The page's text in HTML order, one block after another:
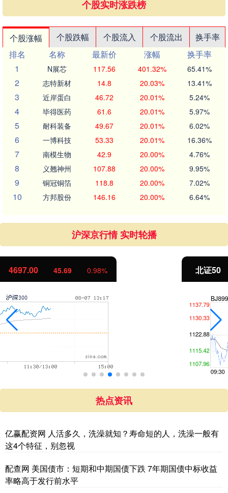
个股实时涨跌榜
个股涨幅 个股跌幅 个股流入 个股流出
换手率
排名
名称 最新价 涨幅
换手率
1
N展芯 117.56 401.32% 65.41%
2 志特新材 14.8 20.03% 13.41%
3 近岸蛋白 46.72 20.01% 5.24%
4 毕得医药 61.6 20.01% 5.97%
5 耐科装备 49.67 20.01% 6.02%
6 一博科技 53.33 20.01% 16.36%
7 南模生物 42.9 20.00% 4.76%
8 义翘神州 107.88 20.00% 9.95%
9 铜冠铜箔 118.8 20.00% 7.02%
10 方邦股份 146.16 20.00% 6.64%
沪深京行情 实时轮播
北证50 1131.64
热点资讯
亿赢配资网 人活多久，洗澡就知？寿命短的人，洗澡一般有
这4个特征，别忽视
配查网 美国债市：短期和中期国债下跌 7年期国债中标收益
率略高于发行前水平